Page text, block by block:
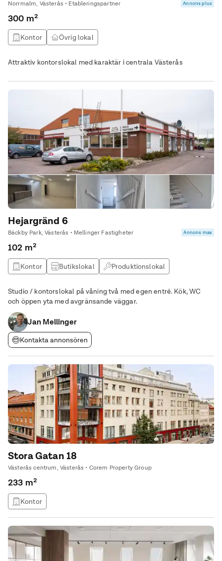
Norrmalm, Västerås • Etableringspartner Annons plus
300 m²
Kontor Övrig lokal
Attraktiv kontorslokal med karaktär i centrala Västerås
Hejargränd 6
Bäckby Park, Västerås • Mellinger Fastigheter Annons max
102 m²
Kontor Butikslokal
Produktionslokal
Studio / kontorslokal på våning två med egen entré. Kök, WC
och öppen yta med avgränsande väggar.
Jan Mellinger
Kontakta annonsören
Stora Gatan 18
Västerås centrum, Västerås • Corem Property Group
233 m²
Kontor